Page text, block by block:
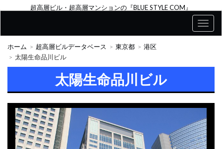
超高層ビル・超高層マンションの『BLUE STYLE COM』
ホーム 超高層ビルデータベース 東京都
港区
太陽生命品川ビル
太陽生命品川ビル